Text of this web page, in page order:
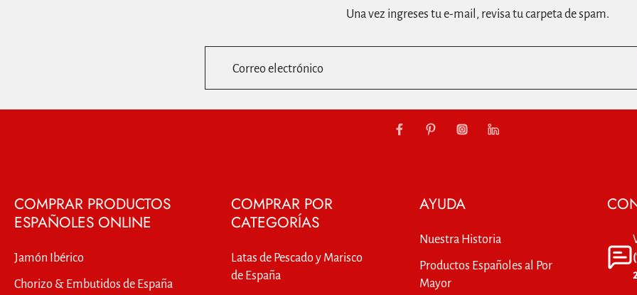
Una vez ingreses tu e-mail, revisa tu carpeta de spam.
Correo electrónico
COMPRAR PRODUCTOS
ESPAÑOLES ONLINE
Jamón Ibérico
Chorizo & Embutidos de España
COMPRAR POR
CATEGORÍAS
Latas de Pescado y Marisco
de España
AYUDA
Nuestra Historia
Productos Españoles al Por
Mayor